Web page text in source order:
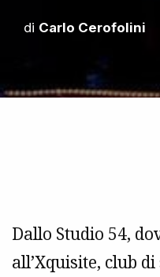
di Carlo Cerofolini
Dallo Studio 54,
all’Xquisite, club